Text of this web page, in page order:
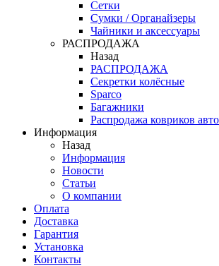
Сетки
Сумки / Органайзеры
Чайники и аксессуары
РАСПРОДАЖА
Назад
РАСПРОДАЖА
Секретки колёсные
Sparco
Багажники
Распродажа ковриков
Информация
Назад
Информация
Новости
Статьи
О компании
Оплата
Доставка
Гарантия
Установка
Контакты